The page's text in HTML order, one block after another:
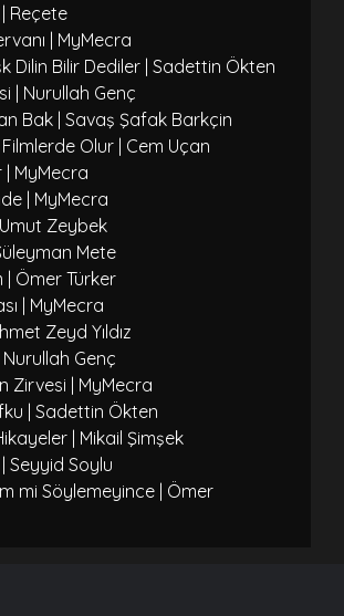
Reçete
| MyMecra
Dilin Bilir Dediler | Sadettin Ökten
| Nurullah Genç
Bak | Savaş Şafak Barkçin
Olur | Cem Uçan
| MyMecra
| MyMecra
Zeybek
Mete
| Ömer Türker
| MyMecra
Zeyd Yıldız
Nurullah Genç
Zirvesi | MyMecra
| Sadettin Ökten
| Mikail Şimşek
Seyyid Soylu
mi Söylemeyince | Ömer